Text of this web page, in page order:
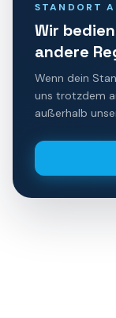
STANDORT
Wir
andere
Wenn dein
uns trotzdem
außerhalb